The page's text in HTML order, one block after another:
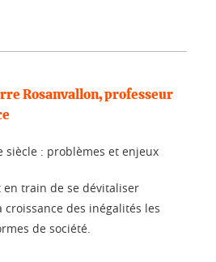
Rosanvallon, professeur
siècle : problèmes et enjeux
en train de se dévitaliser
des inégalités les
de société.